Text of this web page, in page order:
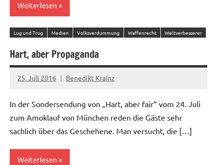
Weiterlesen
Lug und Trug Medien Volksverdummung Waffenrecht Weltverbesserer
Hart, aber Propaganda
25. Juli 2016 Benedikt Krainz
In der Sondersendung von „Hart, aber fair“ vom 24. Juli
zum Amoklauf von München reden die Gäste sehr
sachlich über das Geschehene. Man versucht, die […]
Weiterlesen